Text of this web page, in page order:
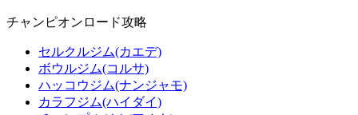
チャンピオンロード攻略
セルクルジム(カエデ)
ボウルジム(コルサ)
ハッコウジム(ナンジャモ)
カラフジム(ハイダイ)